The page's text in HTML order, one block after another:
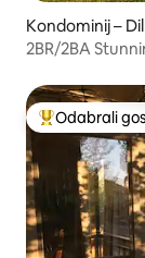
Kondominij –
2BR/2BA
Među najviše
Odabrali